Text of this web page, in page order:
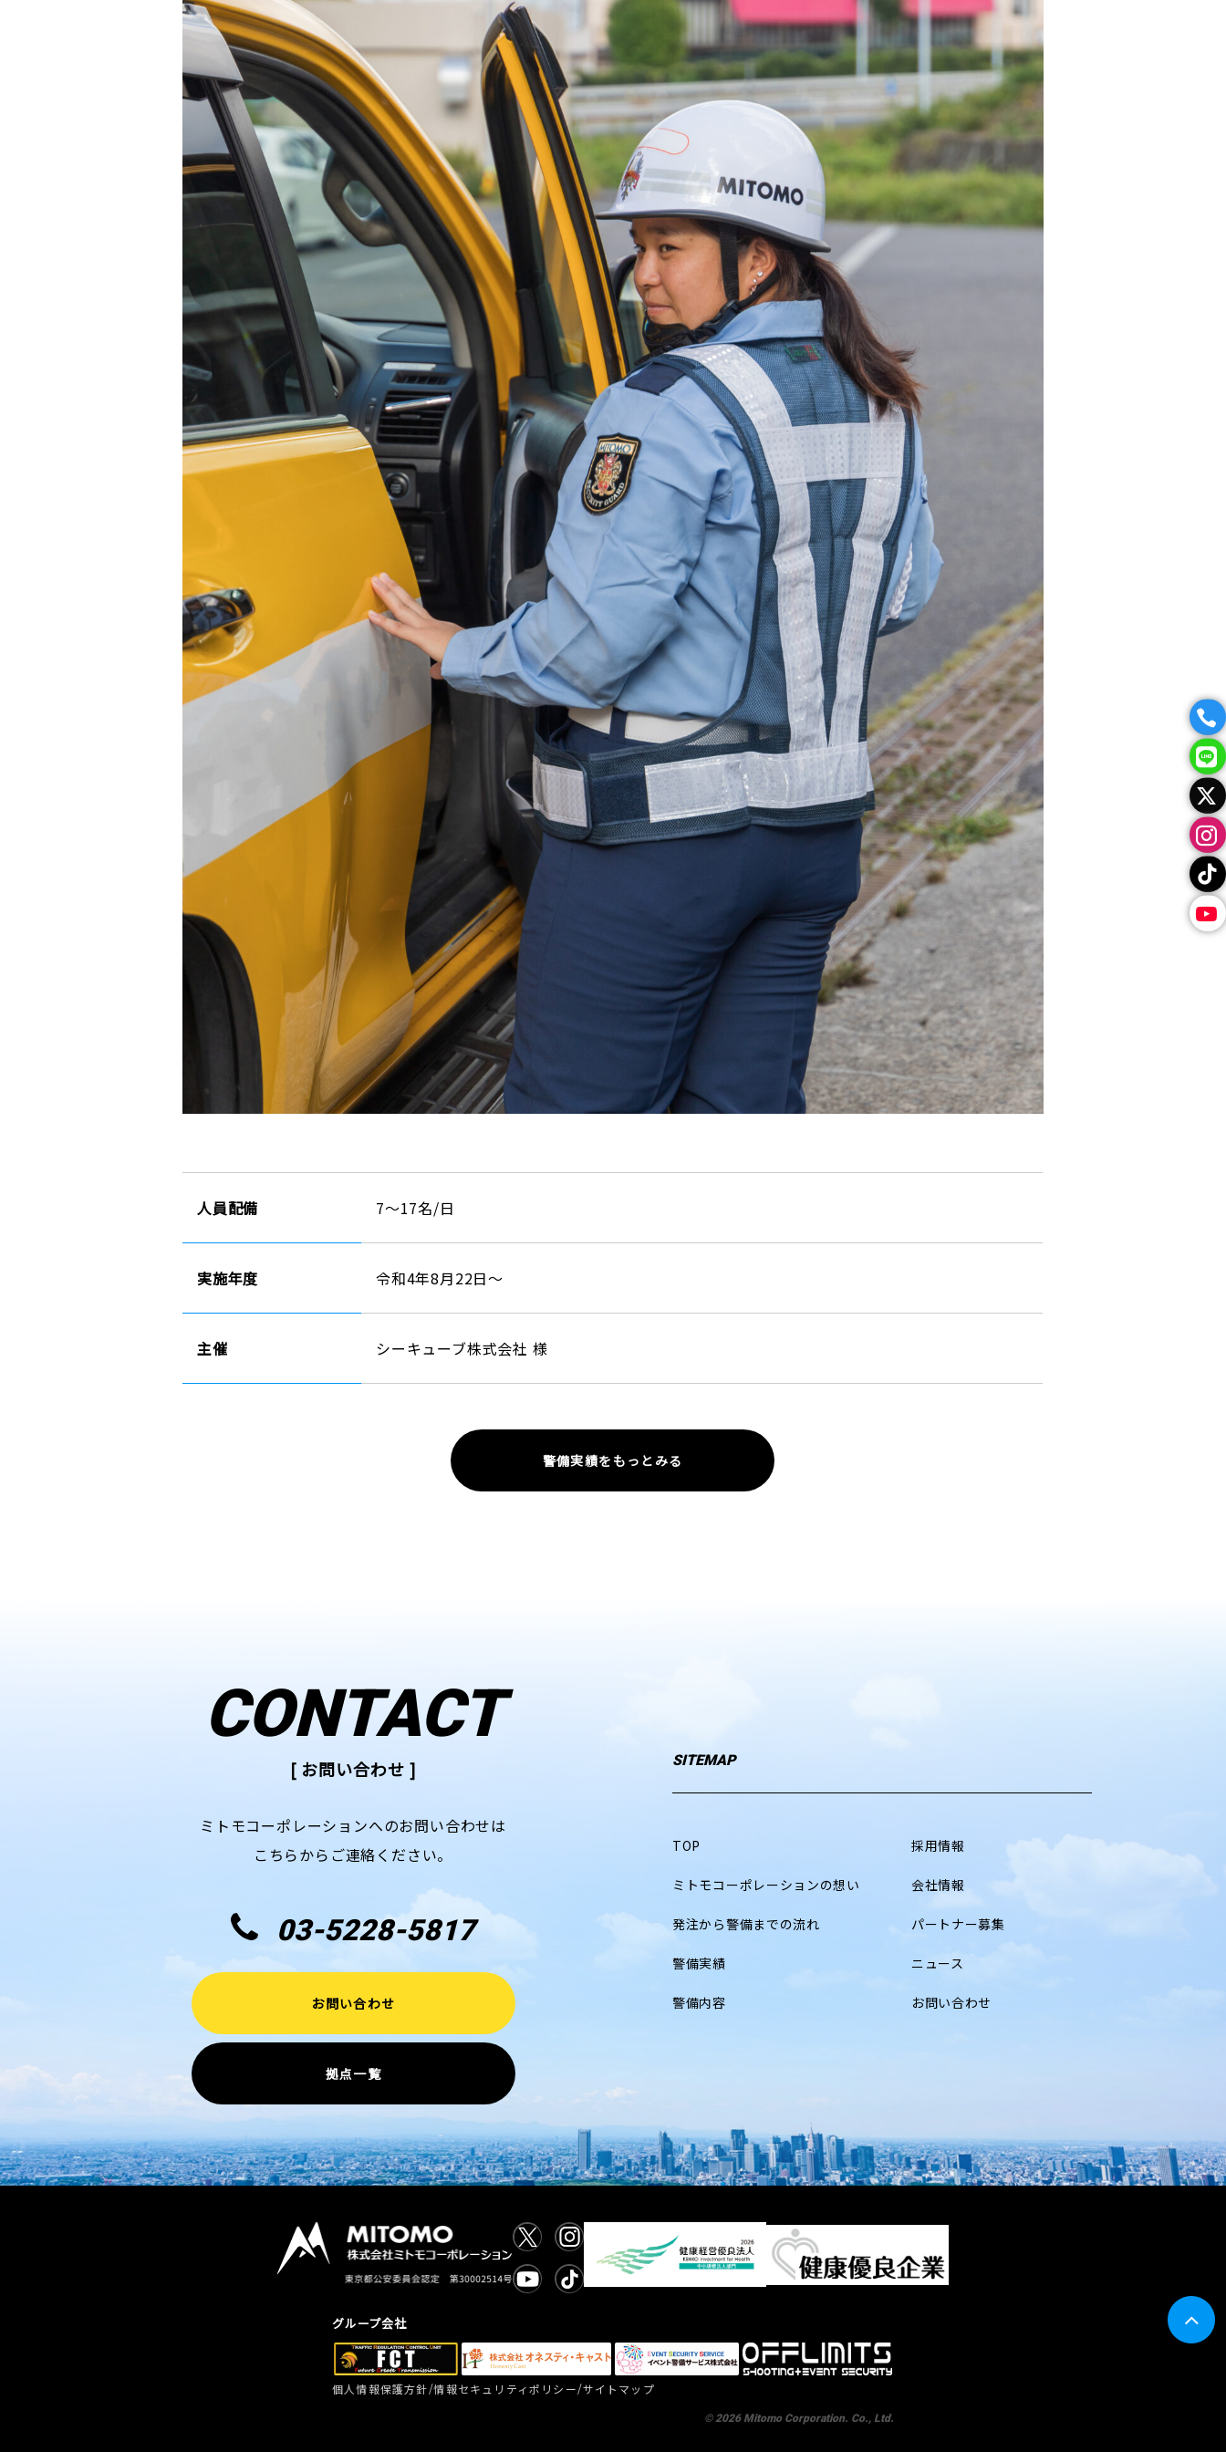
人員配備 7～17名/日
実施年度 令和4年8月22日～
主催 シーキューブ株式会社 様
警備実績をもっとみる
CONTACT
[ お問い合わせ ]
ミトモコーポレーションへのお問い合わせは
こちらからご連絡ください。
03-5228-5817
お問い合わせ
拠点一覧
SITEMAP
TOP
ミトモコーポレーションの想い
発注から警備までの流れ
警備実績
警備内容
採用情報
会社情報
パートナー募集
ニュース
お問い合わせ
グループ会社
個人情報保護方針/情報セキュリティポリシー/サイトマップ
©2026Mitomo Corporation. Co., Ltd.